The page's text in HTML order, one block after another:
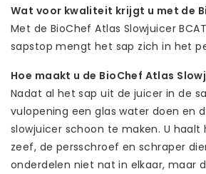
Wat voor kwaliteit krijgt u met de
Met de BioChef Atlas Slowjuicer
sapstop mengt het sap zich in het
Hoe maakt u de BioChef Atlas
Nadat al het sap uit de juicer in de
vulopening een glas water doen en
slowjuicer schoon te maken. U
zeef, de persschroef en schraper
onderdelen niet nat in elkaar, maar